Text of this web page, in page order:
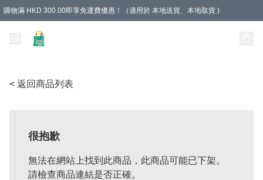
購物滿 HKD 300.00即享免運費優惠！（適用於 本地送貨、本地取貨 )
< 返回商品列表
很抱歉
無法在網站上找到此商品，此商品可能已下架。
請檢查商品連結是否正確。